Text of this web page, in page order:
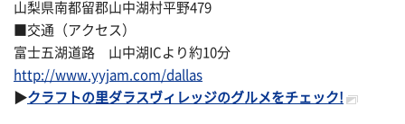
山梨県南都留郡山中湖村平野479
■交通（アクセス）
富士五湖道路 山中湖ICより約10分
http://www.yyjam.com/dallas
▶クラフトの里ダラスヴィレッジのグルメをチェック!